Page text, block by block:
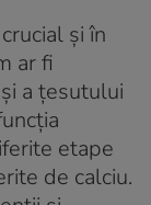
și în
ar fi
a țesutului
etape
de calciu.